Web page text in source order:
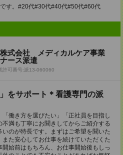
す。#20代#30代#40代#50代#60代
株式会社 メディカルケア事業
ース派遣
許可番号:派13-060060
をサポート＊看護専門の派
「働き方を選びたい」「正社員を目指し
満も丁寧にお聞きしてからご紹介する
のが特長です。まずはご希望を聞いた
た安心してお仕事を続けていただくた
始前はもちろん、お仕事開始後もしっ